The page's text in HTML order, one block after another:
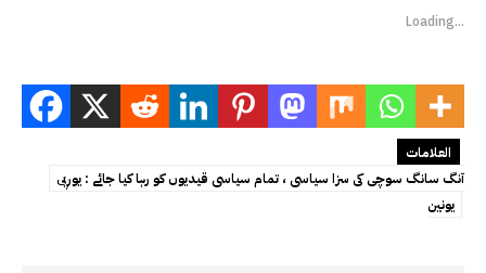
Loading...
العلامات
آنگ سانگ سوچی کی سزا سیاسی ، تمام سیاسی قیدیوں کو رہا کیا جائے : یورپی
یونین